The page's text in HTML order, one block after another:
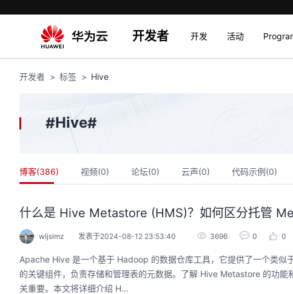
开发者 开发 活动
开发者 标签 Hive
#Hive#
博客(386) 视频(0) 论坛(0) 云声(0) 代码示例(0)
什么是 Hive Metastore (HMS)？如何区分托管
wljslmz 发表于2024-08-12 23:53:40 3696 0 0
Apache Hive 是一个基于 Hadoop 的数据仓库工具，它提供了一个类
的关键组件，负责存储和管理表的元数据。了解 Hive Metastore 的功
关重要。本文将详细介绍 H...